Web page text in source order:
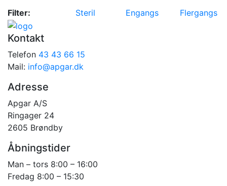
Filter: Steril Engangs Flergangs
Kontakt
Telefon 43 43 66 15
Mail: info@apgar.dk
Adresse
Apgar A/S
Ringager 24
2605 Brøndby
Åbningstider
Man – tors 8:00 – 16:00
Fredag 8:00 – 15:30